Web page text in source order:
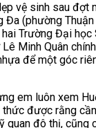
vệ sinh sau đợt
(phường Thuận
Trường Đại học
Minh Quân
để một góc
em luôn xem
thức được rằng
quan đô thị, cũng